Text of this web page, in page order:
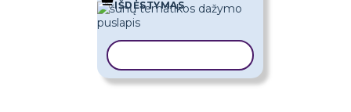
IŠDĖSTYMAS